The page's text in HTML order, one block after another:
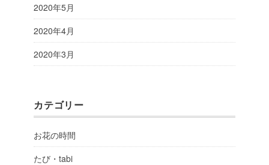
2020年5月
2020年4月
2020年3月
カテゴリー
お花の時間
たび・tabi